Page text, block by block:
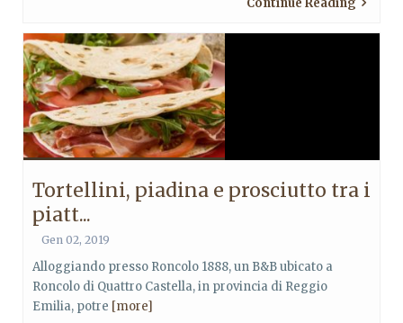
Continue Reading
Tortellini, piadina e prosciutto tra i
piatt...
Gen 02, 2019
Alloggiando presso Roncolo 1888, un B&B ubicato a
Roncolo di Quattro Castella, in provincia di Reggio
Emilia, potre [more]